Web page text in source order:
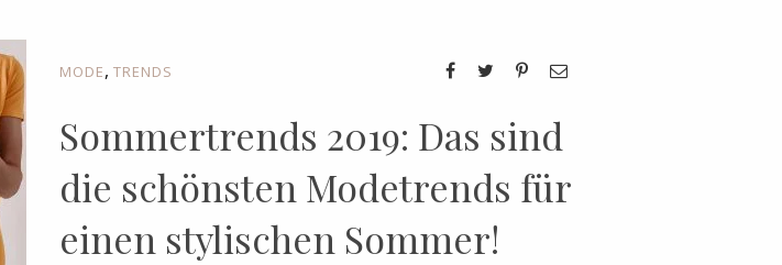
MODE, TRENDS
Sommertrends 2019: Das sind
die schönsten Modetrends für
einen stylischen Sommer!